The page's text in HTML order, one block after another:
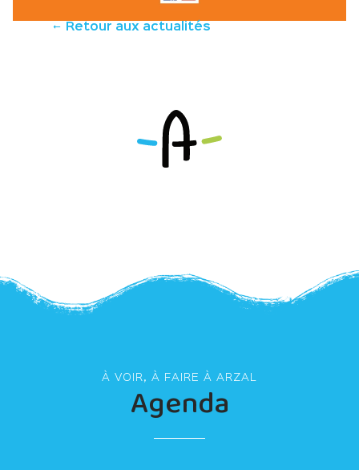
Retour aux actualités
À VOIR, À FAIRE À ARZAL
Agenda